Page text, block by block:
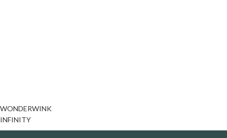
WONDERWINK
INFINITY